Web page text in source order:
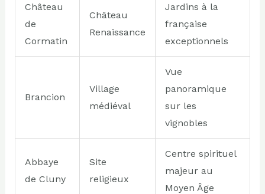
Château
de
Cormatin
Château
Renaissance
Jardins à la
française
exceptionnels
Brancion
Village
médiéval
Vue
panoramique
sur les
vignobles
Abbaye
de Cluny
Site
religieux
Centre spirituel
majeur au
Moyen Âge